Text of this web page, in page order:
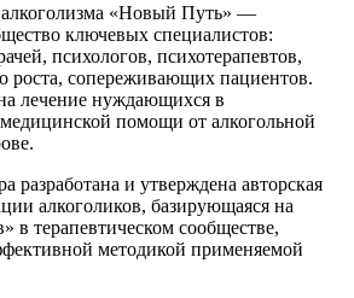
«Новый Путь» —
ключевых специалистов:
психологов, психотерапевтов,
роста, сопереживающих пациентов.
лечение нуждающихся в
помощи от алкогольной
разработана и утверждена авторская
алкоголиков, базирующаяся на
в терапевтическом сообществе,
методикой применяемой